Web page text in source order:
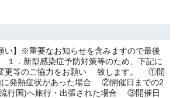
い】※重要なお知らせを含みますので最後
１．新型感染症予防対策等のため、下記に
更等のご協力をお願い 致します。 ①開
に発熱症状があった場合 ②開催日までの2
行国)へ旅行・出張された場合 ③開催日